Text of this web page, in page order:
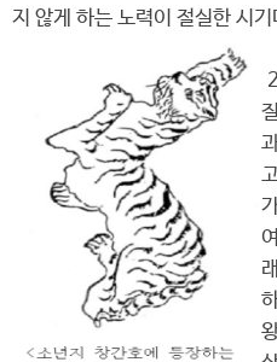
지 않게 하는 노력이 절실한 시기